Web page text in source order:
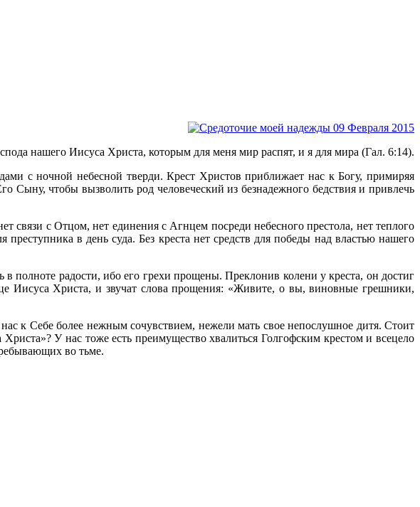
нашего Иисуса Христа, которым для меня мир распят, и я для мира (Гал. 6:14).
с ночной небесной тверди. Крест Христов приближает нас к Богу, примиряя
Сыну, чтобы вызволить род человеческий из безнадежного бедствия и привлечь
связи с Отцом, нет единения с Агнцем посреди небесного престола, нет теплого
в день суда. Без креста нет средств для победы над властью нашего
полноте радости, ибо его грехи прощены. Преклонив колени у креста, он достиг
Иисуса Христа, и звучат слова прощения: «Живите, о вы, виновные грешники,
к Себе более нежным сочувствием, нежели мать свое непослушное дитя. Стоит
У нас тоже есть преимущество хвалиться Голгофским крестом и всецело
во тьме.